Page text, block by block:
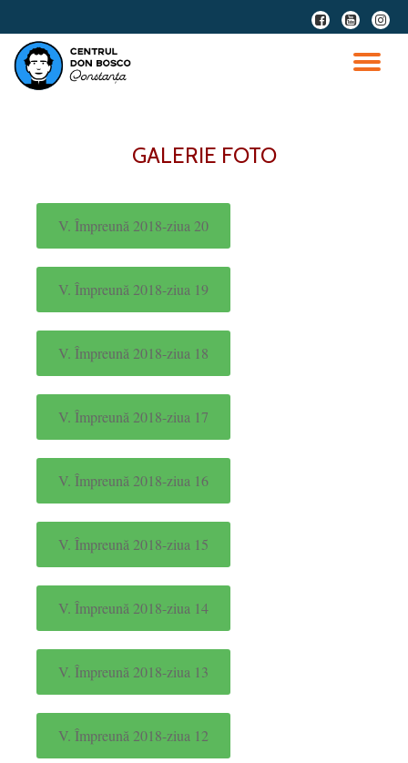
Skip
content
GALERIE FOTO
V. Împreună 2018-ziua 20
V. Împreună 2018-ziua 19
V. Împreună 2018-ziua 18
V. Împreună 2018-ziua 17
V. Împreună 2018-ziua 16
V. Împreună 2018-ziua 15
V. Împreună 2018-ziua 14
V. Împreună 2018-ziua 13
V. Împreună 2018-ziua 12